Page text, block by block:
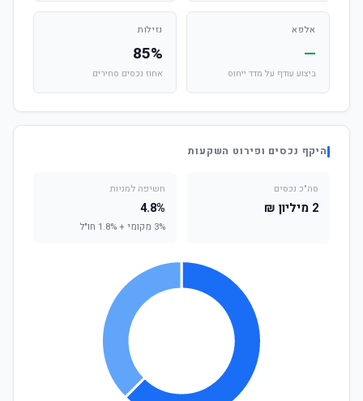
אלפא
—
ביצוע עודף על מדד ייחוס
נזילות
85%
אחוז נכסים סחירים
היקף נכסים ופירוט השקעות
סה"כ נכסים
2 מיליון ₪
חשיפה למניות
4.8%
3% מקומי + 1.8% חו"ל